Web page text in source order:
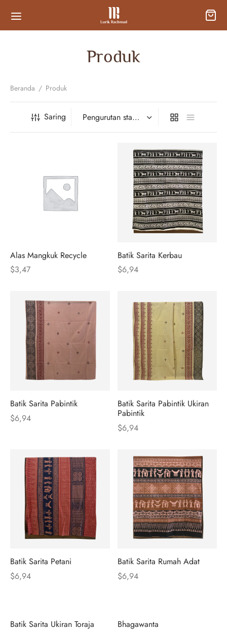
Produk
Beranda / Produk
Saring
Alas Mangkuk Recycle
$3,47
Batik Sarita Kerbau
$6,94
Batik Sarita Pabintik
$6,94
Batik Sarita Pabintik Ukiran
Pabintik
$6,94
Batik Sarita Petani
$6,94
Batik Sarita Rumah Adat
$6,94
Batik Sarita Ukiran Toraja
Bhagawanta